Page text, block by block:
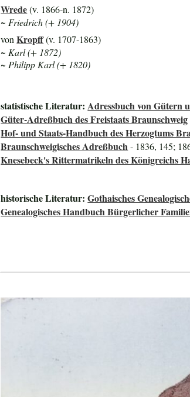
Wrede(v. 1866-n. 1872)
~ Friedrich (+ 1904)
vonKropff(v. 1707-1863)
~ Karl (+ 1872)
~ Philipp Karl (+ 1820)
statistische Literatur:Adressbuch von Gütern
Güter-Adreßbuch des Freistaats Braunschweig
Hof- und Staats-Handbuch des Herzogtums
Braunschweigisches Adreßbuch- 1836, 145;
Knesebeck's Rittermatrikeln des Königreichs
historische Literatur:Gothaisches
Genealogisches Handbuch Bürgerlicher